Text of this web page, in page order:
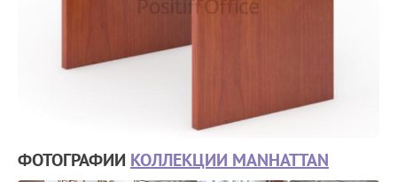
ФОТОГРАФИИ КОЛЛЕКЦИИ MANHATTAN